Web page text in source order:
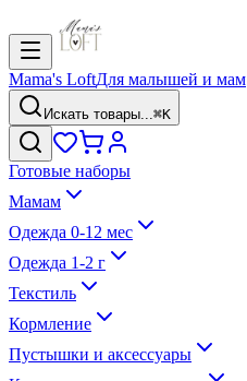
Mama's LoftДля малышей и мам
Искать товары...⌘K
Готовые наборы
Мамам
Одежда 0-12 мес
Одежда 1-2 г
Текстиль
Кормление
Пустышки и аксессуары